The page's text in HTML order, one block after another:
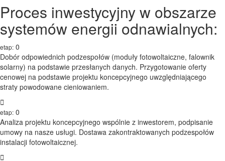
Proces inwestycyjny w obszarze
systemów energii odnawialnych:
etap: 0
Dobór odpowiednich podzespołów (moduły fotowoltaiczne, falownik
solarny) na podstawie przesłanych danych. Przygotowanie oferty
cenowej na podstawie projektu koncepcyjnego uwzględniającego
straty powodowane cieniowaniem.
etap: 0
Analiza projektu koncepcyjnego wspólnie z inwestorem, podpisanie
umowy na nasze usługi. Dostawa zakontraktowanych podzespołów
instalacji fotowoltaicznej.